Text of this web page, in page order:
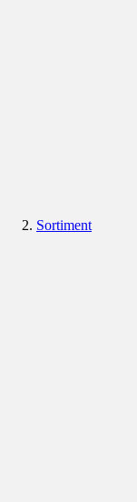
Sortiment